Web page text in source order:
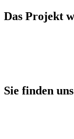
Das Projekt
Sie finden